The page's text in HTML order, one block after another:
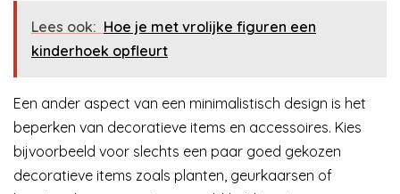
Lees ook: Hoe je met vrolijke figuren een
kinderhoek opfleurt
Een ander aspect van een minimalistisch design is het
beperken van decoratieve items en accessoires. Kies
bijvoorbeeld voor slechts een paar goed gekozen
decoratieve items zoals planten, geurkaarsen of